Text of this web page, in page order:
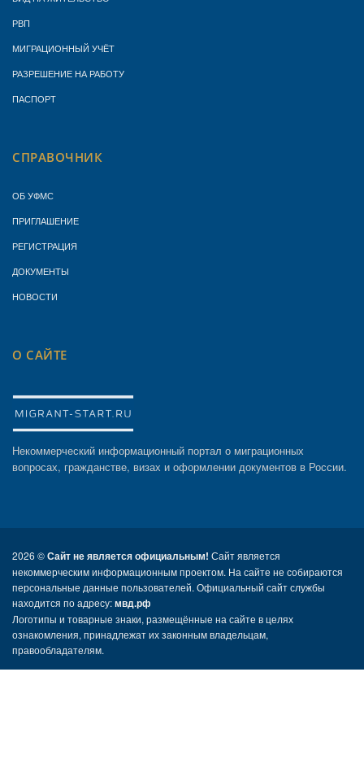
РВП
МИГРАЦИОННЫЙ УЧЁТ
РАЗРЕШЕНИЕ НА РАБОТУ
ПАСПОРТ
СПРАВОЧНИК
ОБ УФМС
ПРИГЛАШЕНИЕ
РЕГИСТРАЦИЯ
ДОКУМЕНТЫ
НОВОСТИ
О САЙТЕ
Некоммерческий информационный портал о миграционных
вопросах, гражданстве, визах и оформлении документов в России.
2026 ©Сайт не является официальным! Сайт является
некоммерческим информационным проектом. На сайте не собираются
персональные данные пользователей. Официальный сайт службы
находится по адресу:мвд.рф
Логотипы и товарные знаки, размещённые на сайте в целях
ознакомления, принадлежат их законным владельцам,
правообладателям.